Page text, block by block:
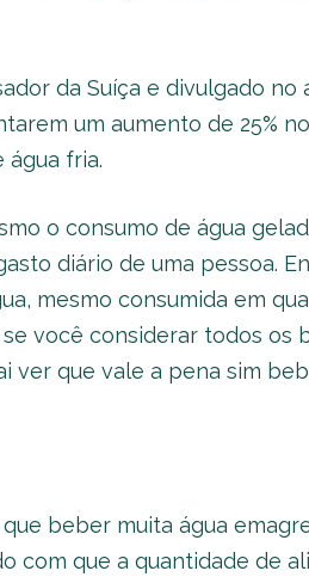
da Suíça e divulgado no
um aumento de 25%
fria.
o consumo de água
diário de uma pessoa.
mesmo consumida em
você considerar todos os
ver que vale a pena sim
beber muita água
com que a quantidade de